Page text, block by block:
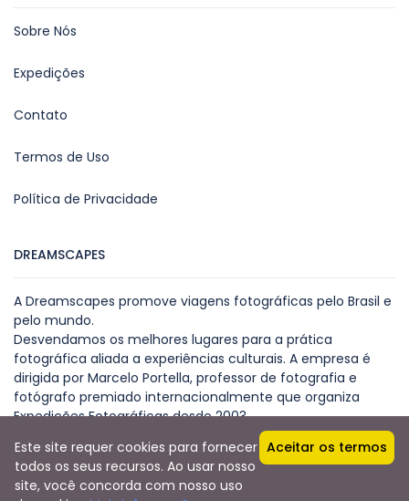
Sobre Nós
Expedições
Contato
Termos de Uso
Política de Privacidade
DREAMSCAPES
A Dreamscapes promove viagens fotográficas pelo Brasil e
pelo mundo.
Desvendamos os melhores lugares para a prática
fotográfica aliada a experiências culturais. A empresa é
dirigida por Marcelo Portella, professor de fotografia e
fotógrafo premiado internacionalmente que organiza
Expedições Fotográficas desde 2003.
Copyright © 2024 - Dreamscapes
Este site requer cookies para fornecer
todos os seus recursos. Ao usar nosso
site, você concorda com nosso uso
Aceitar os termos